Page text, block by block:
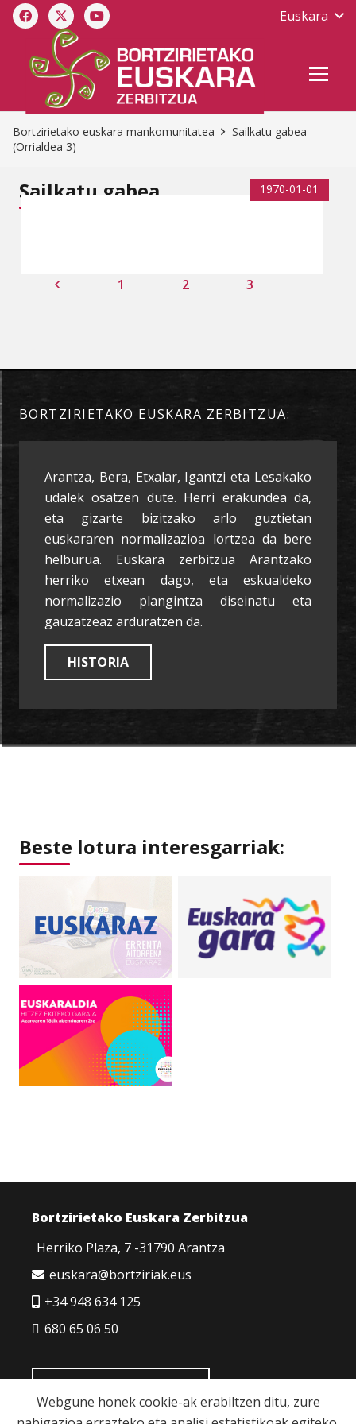
Euskara
Bortzirietako euskara mankomunitatea
Sailkatu gabea
(Orrialdea 3)
Sailkatu gabea 1970-01-01
1 2 3
BORTZIRIETAKO EUSKARA ZERBITZUA:
Arantza, Bera, Etxalar, Igantzi eta Lesakako
udalek osatzen dute. Herri erakundea da,
eta gizarte bizitzako arlo guztietan
euskararen normalizazioa lortzea da bere
helburua. Euskara zerbitzua Arantzako
herriko etxean dago, eta eskualdeko
normalizazio plangintza diseinatu eta
gauzatzeaz arduratzen da.
HISTORIA
Beste lotura interesgarriak:
Bortzirietako Euskara Zerbitzua
Herriko Plaza, 7 -31790 Arantza
euskara@bortziriak.eus
+34 948 634 125
680 65 06 50
Webgune honek cookie-ak erabiltzen ditu, zure